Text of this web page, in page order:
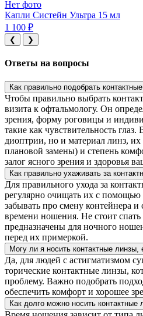
Нет фото
Капли Систейн Ультра 15 мл
1 100 ₽
❮ ❯
Ответы на вопросы
Как правильно подобрать
Чтобы правильно выбрать
визита к офтальмологу. Он
зрения, форму роговицы и
такие как чувствительность
диоптрии, но и материал линз,
плановой замены) и степень
залог ясного зрения и здоровья
Как правильно ухаживать за
Для правильного ухода за
регулярно очищать их с помощью
забывать про смену контейнера
времени ношения. Не стоит
предназначены для ночного
перед их примеркой.
Могу ли я носить контактные
Да, для людей с астигматизмом
торические контактные линзы,
проблему. Важно подобрать
обеспечить комфорт и хорошее
Как долго можно носить контактные